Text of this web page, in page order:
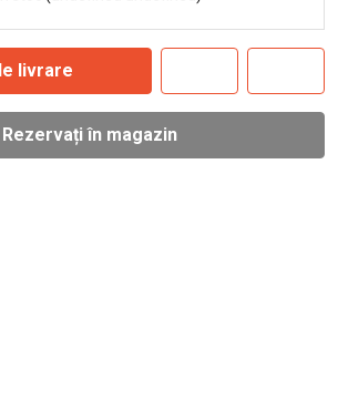
livrare
Rezervați în magazin